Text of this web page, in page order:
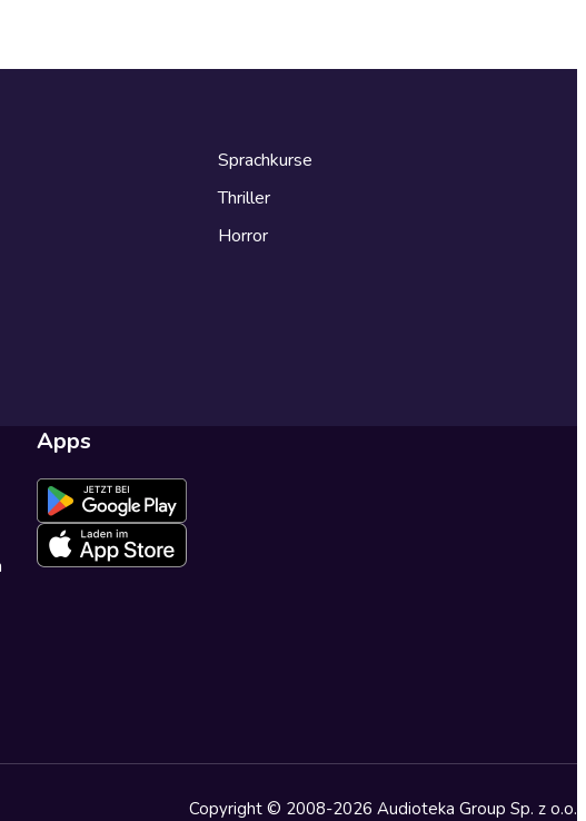
Sprachkurse
Thriller
Horror
Apps
Copyright © 2008-2026 Audioteka Group Sp. z o.o.